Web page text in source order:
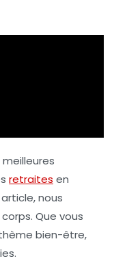
meilleures
retraites en
nous
Que vous
bien-être,
.